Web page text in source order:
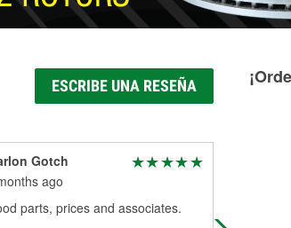
ESCRIBE UNA RESEÑA
Gotch
ago
parts, prices and associates.
You